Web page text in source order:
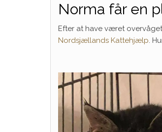
Norma får en
Efter at have været
Nordsjællands Kattehjælp.